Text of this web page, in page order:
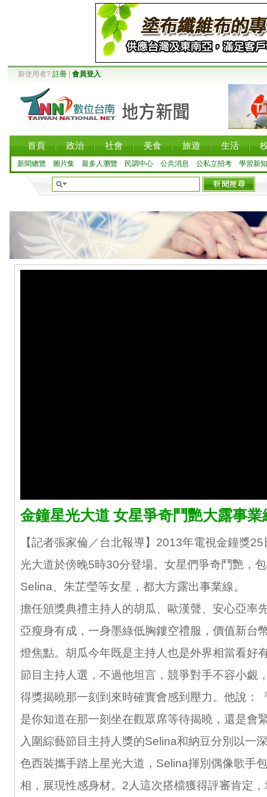
新使用者? 註冊 會員登入
首頁 政治 社會 美食 旅遊 生活
新聞總覽 圖片集 最多人瀏覽 民調中心 公共消息 公私立招考 學習新知
金鐘星光大道 女星爭奇鬥艷大露事業
【記者張家倫／台北報導】2013年電視金鐘獎
光大道於傍晚5時30分登場。女星們爭奇鬥艷，
Selina、朱芷瑩等女星，都大方露出事業線。
擔任頒獎典禮主持人的胡瓜、歐漢聲、安心亞率
亞瘦身有成，一身墨綠低胸鏤空禮服，價值新台
燈焦點。胡瓜今年既是主持人也是外界相當看好
節目主持人選，不過他坦言，競爭對手不容小覷
得獎揭曉那一刻到來時確實會感到壓力。他說：
是你知道在那一刻坐在觀眾席等待揭曉，還是會
入圍綜藝節目主持人獎的Selina和納豆分別以一
色西裝攜手踏上星光大道，Selina揮別偶像歌手
相，展現性感身材。2人這次搭檔獲得評審肯定